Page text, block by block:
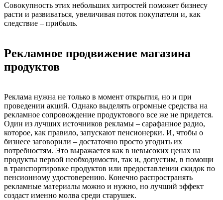
Совокупность этих небольших хитростей поможет бизнесу
расти и развиваться, увеличивая поток покупатели и, как
следствие – прибыль.
Рекламное продвижение магазина
продуктов
Реклама нужна не только в момент открытия, но и при
проведении акций. Однако выделять огромные средства на
рекламное сопровождение продуктового все же не придется.
Один из лучших источников рекламы – сарафанное радио,
которое, как правило, запускают пенсионерки. И, чтобы о
бизнесе заговорили – достаточно просто угодить их
потребностям. Это выражается как в невысоких ценах на
продукты первой необходимости, так и, допустим, в помощи
в транспортировке продуктов или предоставлении скидок по
пенсионному удостоверению. Конечно распространять
рекламные материалы можно и нужно, но лучший эффект
создаст именно молва среди старушек.